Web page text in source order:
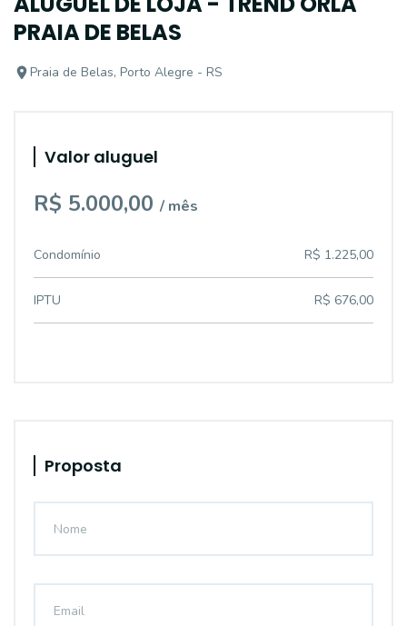
PRAIA DE BELAS
Praia de Belas, Porto Alegre - RS
Valor aluguel
R$ 5.000,00 / mês
Condomínio R$ 1.225,00
IPTU R$ 676,00
Proposta